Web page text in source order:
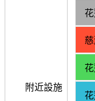
附近設施